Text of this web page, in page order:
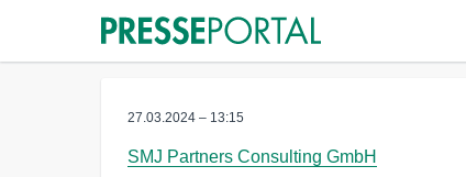
27.03.2024 – 13:15
SMJ Partners Consulting GmbH